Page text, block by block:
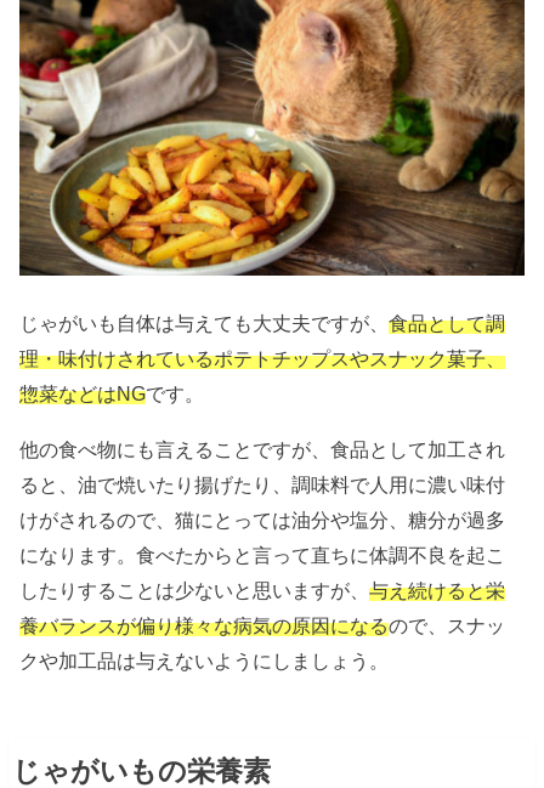
じゃがいも自体は与えても大丈夫ですが、食品として調
理・味付けされているポテトチップスやスナック菓子、
惣菜などはNGです。
他の食べ物にも言えることですが、食品として加工され
ると、油で焼いたり揚げたり、調味料で人用に濃い味付
けがされるので、猫にとっては油分や塩分、糖分が過多
になります。食べたからと言って直ちに体調不良を起こ
したりすることは少ないと思いますが、与え続けると栄
養バランスが偏り様々な病気の原因になるので、スナッ
クや加工品は与えないようにしましょう。
じゃがいもの栄養素